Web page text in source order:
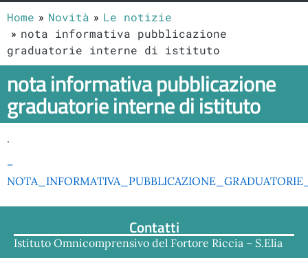
Home Novità
Le notizie
nota informativa pubblicazione
graduatorie interne di istituto
nota informativa pubblicazione
graduatorie interne di istituto
.
–
Contatti
Istituto Omnicomprensivo del Fortore Riccia – S.Elia